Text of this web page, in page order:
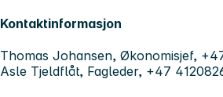
Kontaktinformasjon
Thomas Johansen, Økonomisjef,
Asle Tjeldflåt, Fagleder, +47